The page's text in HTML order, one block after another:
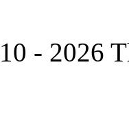
- 2026